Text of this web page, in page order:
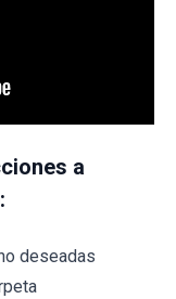
a
deseadas